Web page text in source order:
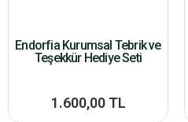
Endorfia Kurumsal Tebrik ve
Teşekkür Hediye Seti
1.600,00 TL